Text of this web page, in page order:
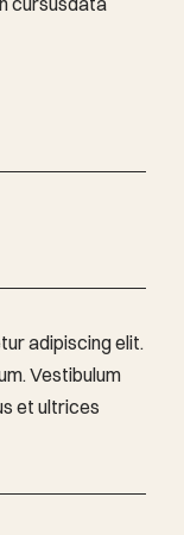
adipiscing elit.
Vestibulum
et ultrices